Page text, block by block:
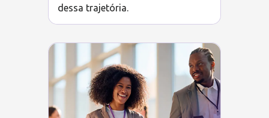
dessa trajetória.